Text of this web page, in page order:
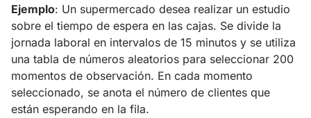
Ejemplo: Un supermercado desea realizar un estudio
sobre el tiempo de espera en las cajas. Se divide la
jornada laboral en intervalos de 15 minutos y se utiliza
una tabla de números aleatorios para seleccionar 200
momentos de observación. En cada momento
seleccionado, se anota el número de clientes que
están esperando en la fila.